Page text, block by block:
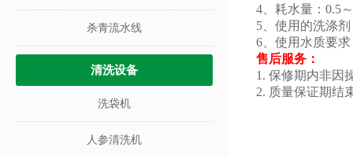
杀青流水线
清洗设备
洗袋机
人参清洗机
4、耗水量：0.5
5、使用的洗涤
6、使用水质要
售后服务：
1. 保修期内非因
2. 质量保证期结